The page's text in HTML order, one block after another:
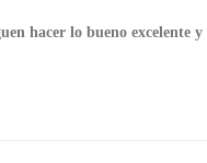
hacer lo bueno excelente